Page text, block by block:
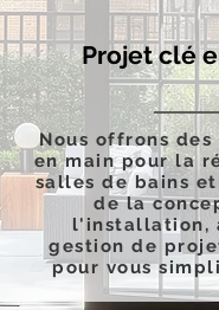
Projet clé
Nous offrons des
en main pour la
salles de bains
de la
l'installation,
gestion de
pour vous